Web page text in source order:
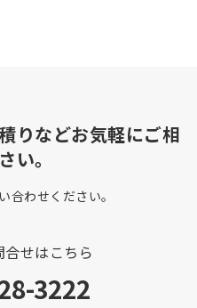
りなどお気軽にご相
い。
合わせください。
せはこちら
3222